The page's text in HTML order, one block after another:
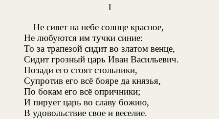
I
Не сияет на небе солнце красное,
Не любуются им тучки синие:
То за трапезой сидит во златом венце,
Сидит грозный царь Иван Васильевич.
Позади его стоят стольники,
Супротив его всё бояре да князья,
По бокам его всё опричники;
И пирует царь во славу божию,
В удовольствие свое и веселие.